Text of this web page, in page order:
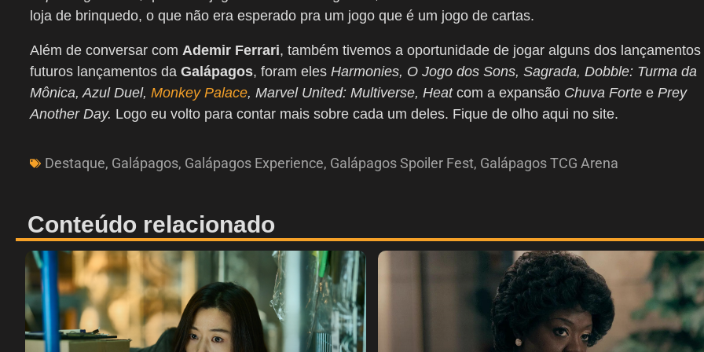
loja de brinquedo, o que não era esperado pra um jogo que é um jogo de cartas.
Além de conversar com Ademir Ferrari, também tivemos a oportunidade de jogar alguns dos lançamentos
futuros lançamentos da Galápagos, foram eles Harmonies, O Jogo dos Sons, Sagrada, Dobble: Turma da
Mônica, Azul Duel, Monkey Palace, Marvel United: Multiverse, Heat com a expansão Chuva Forte e Prey
Another Day. Logo eu volto para contar mais sobre cada um deles. Fique de olho aqui no site.
Destaque, Galápagos, Galápagos Experience, Galápagos Spoiler Fest, Galápagos TCG Arena
Conteúdo relacionado